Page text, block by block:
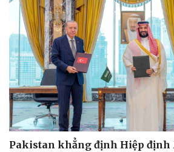
Pakistan khẳng định Hiệp định